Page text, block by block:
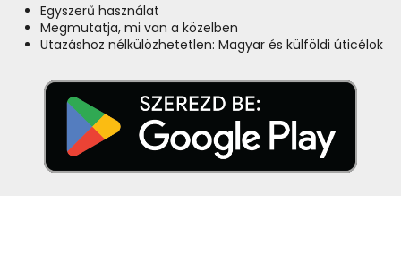
Egyszerű használat
Megmutatja, mi van a közelben
Utazáshoz nélkülözhetetlen: Magyar és külföldi úticélok